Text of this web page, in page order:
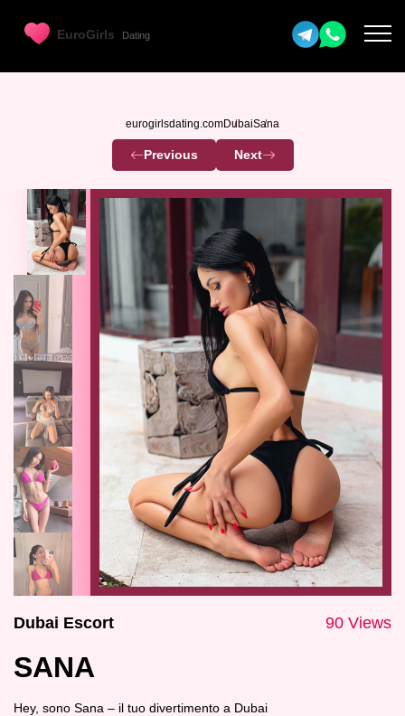
eurogirlsdating.comDubaiSana
Previous Next
Dubai Escort 90 Views
SANA
Hey, sono Sana – il tuo divertimento a Dubai